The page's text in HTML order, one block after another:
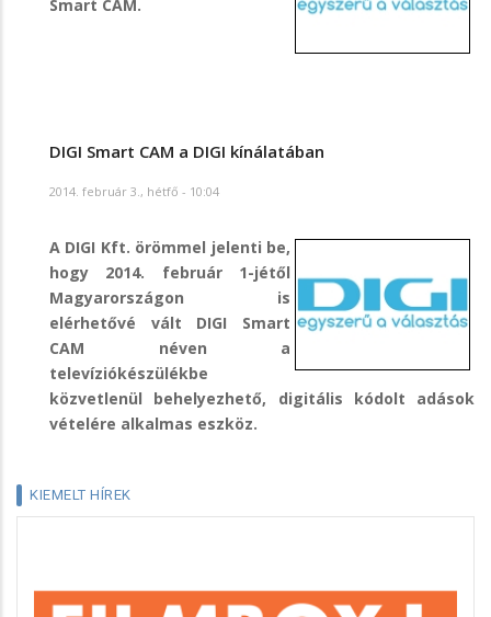
Smart CAM.
DIGI Smart CAM a DIGI kínálatában
2014. február 3., hétfő - 10:04
A DIGI Kft. örömmel jelenti be,
hogy 2014. február 1-jétől
Magyarországon is
elérhetővé vált DIGI Smart
CAM néven a
televíziókészülékbe
közvetlenül behelyezhető, digitális kódolt adások
vételére alkalmas eszköz.
KIEMELT HÍREK